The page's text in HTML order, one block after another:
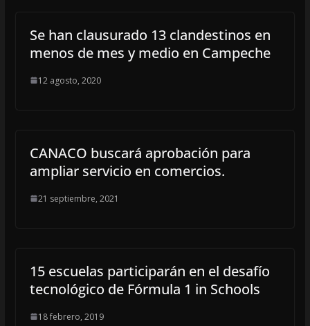
Se han clausurado 13 clandestinos en
menos de mes y medio en Campeche
12 agosto, 2020
CANACO buscará aprobación para
ampliar servicio en comercios.
21 septiembre, 2021
15 escuelas participarán en el desafío
tecnológico de Fórmula 1 in Schools
18 febrero, 2019